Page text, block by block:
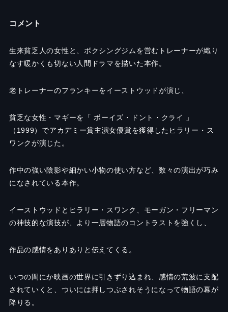
コメント
生来貧乏人の女性と、ボクシングジムを営むトレーナーが織り
なす暖かくも切ない人間ドラマを描いた本作。
老トレーナーのフランキーをイーストウッドが演じ、
貧乏な女性・マギーを「 ボーイズ・ドント・クライ 」
（1999）でアカデミー賞主演女優賞を獲得したヒラリー・ス
ワンクが演じた。
作中の強い陰影や細かい小物の使い方など、数々の演出が巧み
になされている本作。
イーストウッドとヒラリー・スワンク、モーガン・フリーマン
の神技的な演技が、より一層物語のコントラストを強くし、
作品の感情をありありと伝えてくる。
いつの間にか映画の世界に引きずり込まれ、感情の荒波に支配
されていくと、ついには押しつぶされそうになって物語の幕が
降りる。